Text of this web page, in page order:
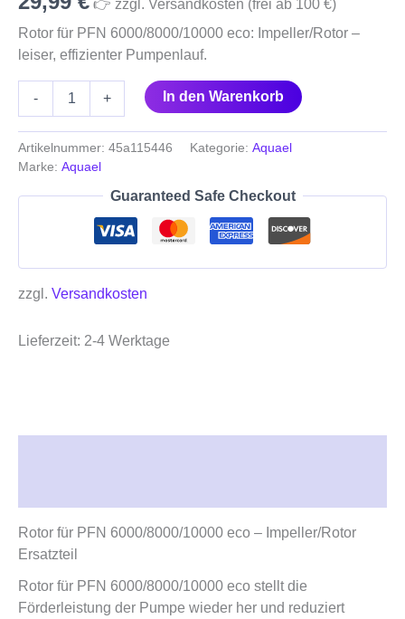
👉 zzgl. Versandkosten (frei ab 100 €)
Rotor für PFN 6000/8000/10000 eco: Impeller/Rotor –
leiser, effizienter Pumpenlauf.
- + In den Warenkorb
Artikelnummer: 45a115446 Kategorie: Aquael
Marke: Aquael
Guaranteed Safe Checkout
zzgl. Versandkosten
Lieferzeit: 2-4 Werktage
Rotor für PFN 6000/8000/10000 eco – Impeller/Rotor
Ersatzteil
Rotor für PFN 6000/8000/10000 eco stellt die
Förderleistung der Pumpe wieder her und reduziert